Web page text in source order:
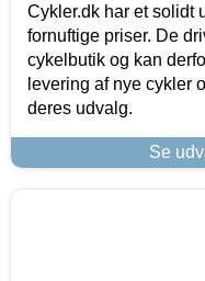
Cykler.dk har et solidt
fornuftige priser. De
cykelbutik og kan
levering af nye cykler
deres udvalg.
Se